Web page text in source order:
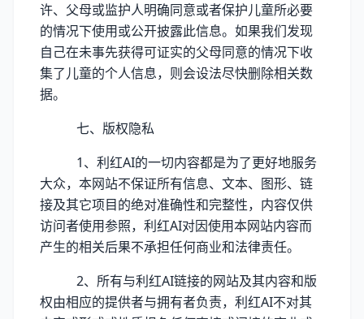
许、父母或监护人明确同意或者保护儿童所必要
的情况下使用或公开披露此信息。如果我们发现
自己在未事先获得可证实的父母同意的情况下收
集了儿童的个人信息，则会设法尽快删除相关数
据。
七、版权隐私
1、利红AI的一切内容都是为了更好地服务
大众，本网站不保证所有信息、文本、图形、链
接及其它项目的绝对准确性和完整性，内容仅供
访问者使用参照，利红AI对因使用本网站内容而
产生的相关后果不承担任何商业和法律责任。
2、所有与利红AI链接的网站及其内容和版
权由相应的提供者与拥有者负责，利红AI不对其